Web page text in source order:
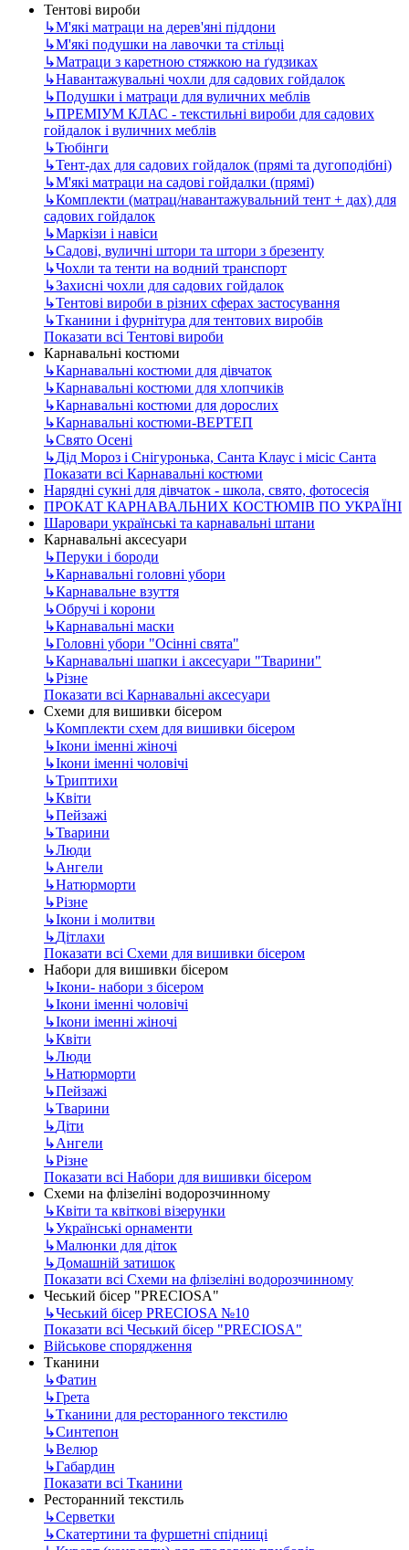
Тентові вироби
↳М'які матраци на дерев'яні піддони
↳М'які подушки на лавочки та стільці
↳Матраци з каретною стяжкою на ґудзиках
↳Навантажувальні чохли для садових гойдалок
↳Подушки і матраци для вуличних меблів
↳ПРЕМІУМ КЛАС - текстильні вироби для садових
гойдалок і вуличних меблів
↳Тюбінги
↳Тент-дах для садових гойдалок (прямі та дугоподібні)
↳М'які матраци на садові гойдалки (прямі)
↳Комплекти (матрац/навантажувальний тент + дах) для
садових гойдалок
↳Маркізи і навіси
↳Садові, вуличні штори та штори з брезенту
↳Чохли та тенти на водний транспорт
↳Захисні чохли для садових гойдалок
↳Тентові вироби в різних сферах застосування
↳Тканини і фурнітура для тентових виробів
Показати всі Тентові вироби
Карнавальні костюми
↳Карнавальні костюми для дівчаток
↳Карнавальні костюми для хлопчиків
↳Карнавальні костюми для дорослих
↳Карнавальні костюми-ВЕРТЕП
↳Свято Осені
↳Дід Мороз і Снігуронька, Санта Клаус і місіс Санта
Показати всі Карнавальні костюми
Нарядні сукні для дівчаток - школа, свято, фотосесія
ПРОКАТ КАРНАВАЛЬНИХ КОСТЮМІВ ПО УКРАЇНІ
Шаровари українські та карнавальні штани
Карнавальні аксесуари
↳Перуки і бороди
↳Карнавальні головні убори
↳Карнавальне взуття
↳Обручі і корони
↳Карнавальні маски
↳Головні убори "Осінні свята"
↳Карнавальні шапки і аксесуари "Тварини"
↳Різне
Показати всі Карнавальні аксесуари
Схеми для вишивки бісером
↳Комплекти схем для вишивки бісером
↳Ікони іменні жіночі
↳Ікони іменні чоловічі
↳Триптихи
↳Квіти
↳Пейзажі
↳Тварини
↳Люди
↳Ангели
↳Натюрморти
↳Різне
↳Ікони і молитви
↳Дітлахи
Показати всі Схеми для вишивки бісером
Набори для вишивки бісером
↳Ікони- набори з бісером
↳Ікони іменні чоловічі
↳Ікони іменні жіночі
↳Квіти
↳Люди
↳Натюрморти
↳Пейзажі
↳Тварини
↳Діти
↳Ангели
↳Різне
Показати всі Набори для вишивки бісером
Схеми на флізеліні водорозчинному
↳Квіти та квіткові візерунки
↳Українські орнаменти
↳Малюнки для діток
↳Домашній затишок
Показати всі Схеми на флізеліні водорозчинному
Чеський бісер "PRECIOSA"
↳Чеський бісер PRECIOSA №10
Показати всі Чеський бісер "PRECIOSA"
Військове спорядження
Тканини
↳Фатин
↳Грета
↳Тканини для ресторанного текстилю
↳Синтепон
↳Велюр
↳Габардин
Показати всі Тканини
Ресторанний текстиль
↳Серветки
↳Скатертини та фуршетні спідниці